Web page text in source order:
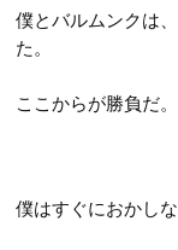
僕とバルムンクは
た。
ここからが勝負だ。
僕はすぐにおかし